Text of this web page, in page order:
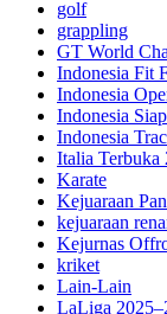
golf
grappling
GT World
Indonesia Fit
Indonesia
Indonesia
Indonesia
Italia Terbuka
Karate
Kejuaraan
kejuaraan
Kejurnas
kriket
Lain-Lain
LaLiga